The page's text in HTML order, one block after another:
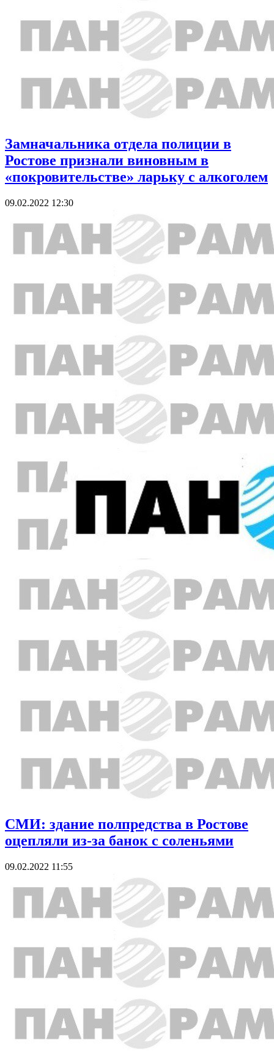
Замначальника отдела полиции в
Ростове признали виновным в
«покровительстве» ларьку с алкоголем
09.02.2022 12:30
СМИ: здание полпредства в Ростове
оцепляли из-за банок с соленьями
09.02.2022 11:55